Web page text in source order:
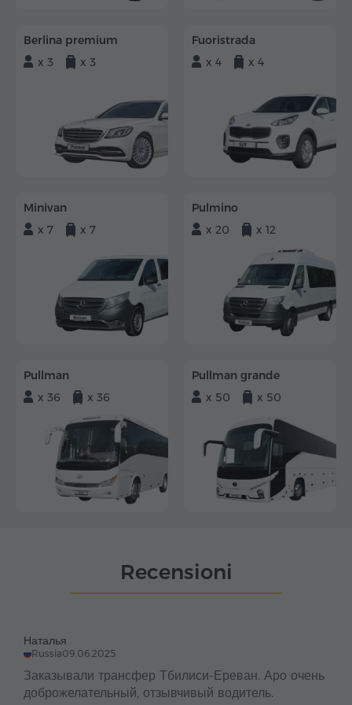
Berlina premium
x 3
x 3
Fuoristrada
x 4
x 4
Minivan
x 7
x 7
Pulmino
x 20
x 12
Pullman
x 36
x 36
Pullman grande
x 50
x 50
Recensioni
Наталья
Russia09.06.2025
Заказывали трансфер Тбилиси-Ереван. Аро очень
доброжелательный, отзывчивый водитель.